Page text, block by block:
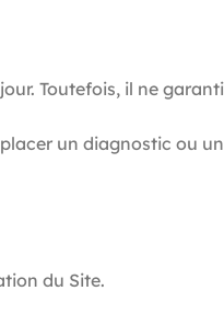
Toutefois, il ne
un diagnostic ou
du Site.